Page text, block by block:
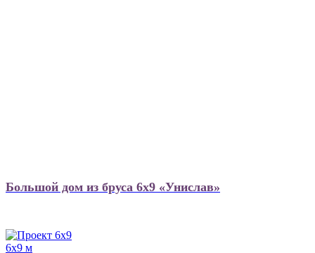
Большой дом из бруса 6х9 «Унислав»
6х9 м